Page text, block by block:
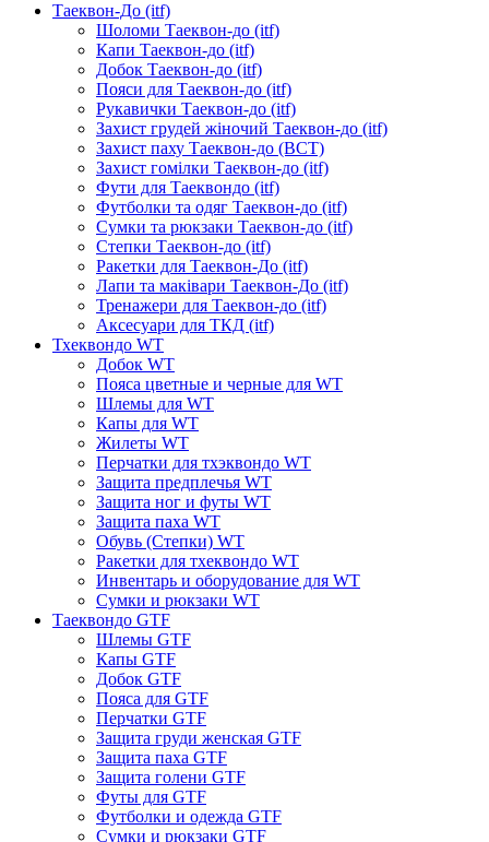
Таеквон-До (itf)
Шоломи Таеквон-до (itf)
Капи Таеквон-до (itf)
Добок Таеквон-до (itf)
Пояси для Таеквон-до (itf)
Рукавички Таеквон-до (itf)
Захист грудей жіночий Таеквон-до (itf)
Захист паху Таеквон-до (ВСТ)
Захист гомілки Таеквон-до (itf)
Фути для Таеквондо (itf)
Футболки та одяг Таеквон-до (itf)
Сумки та рюкзаки Таеквон-до (itf)
Степки Таеквон-до (itf)
Ракетки для Таеквон-До (itf)
Лапи та маківари Таеквон-До (itf)
Тренажери для Таеквон-до (itf)
Аксесуари для ТКД (itf)
Тхеквондо WT
Добок WT
Пояса цветные и черные для WT
Шлемы для WT
Капы для WT
Жилеты WT
Перчатки для тхэквондо WT
Защита предплечья WT
Защита ног и футы WT
Защита паха WT
Обувь (Степки) WT
Ракетки для тхеквондо WT
Инвентарь и оборудование для WT
Сумки и рюкзаки WT
Таеквондо GTF
Шлемы GTF
Капы GTF
Добок GTF
Пояса для GTF
Перчатки GTF
Защита груди женская GTF
Защита паха GTF
Защита голени GTF
Футы для GTF
Футболки и одежда GTF
Сумки и рюкзаки GTF